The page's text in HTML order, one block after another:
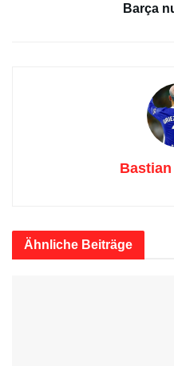
Barça
Ähnliche Beiträge